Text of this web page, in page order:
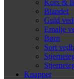
Kors &
Blandet
Guld
Emalje
Børn
Sort
Knapper